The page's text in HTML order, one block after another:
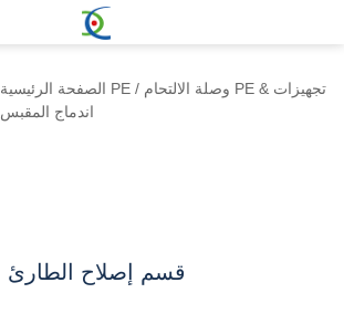
الصفحة الرئيسية تجهيزات PE / وصلة الالتحام PE & تجهيزات
اندماج المقبس
قسم إصلاح الطارئ